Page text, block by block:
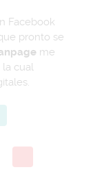
Facebook
pronto se
me
la cual